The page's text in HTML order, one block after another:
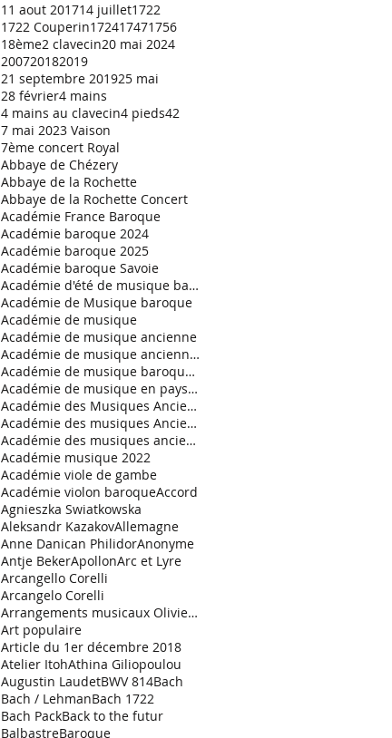
11 aout 201714 juillet1722
1722 Couperin172417471756
18ème2 clavecin20 mai 2024
200720182019
21 septembre 201925 mai
28 février4 mains
4 mains au clavecin4 pieds42
7 mai 2023 Vaison
7ème concert Royal
Abbaye de Chézery
Abbaye de la Rochette
Abbaye de la Rochette Concert
Académie France Baroque
Académie baroque 2024
Académie baroque 2025
Académie baroque Savoie
Académie d'été de musique baroque
Académie de Musique baroque
Académie de musique
Académie de musique ancienne
Académie de musique ancienne en pays gessien
Académie de musique baroque 2021
Académie de musique en pays de Savoie
Académie des Musiques Anciennes en Pays de Savoie
Académie des musiques Anciennes
Académie des musiques anciennes en Pays de Savoie.
Académie musique 2022
Académie viole de gambe
Académie violon baroqueAccord
Agnieszka Swiatkowska
Aleksandr KazakovAllemagne
Anne Danican PhilidorAnonyme
Antje BekerApollonArc et Lyre
Arcangello Corelli
Arcangelo Corelli
Arrangements musicaux Olivier Garde
Art populaire
Article du 1er décembre 2018
Atelier ItohAthina Giliopoulou
Augustin LaudetBWV 814Bach
Bach / LehmanBach 1722
Bach PackBack to the futur
BalbastreBaroque